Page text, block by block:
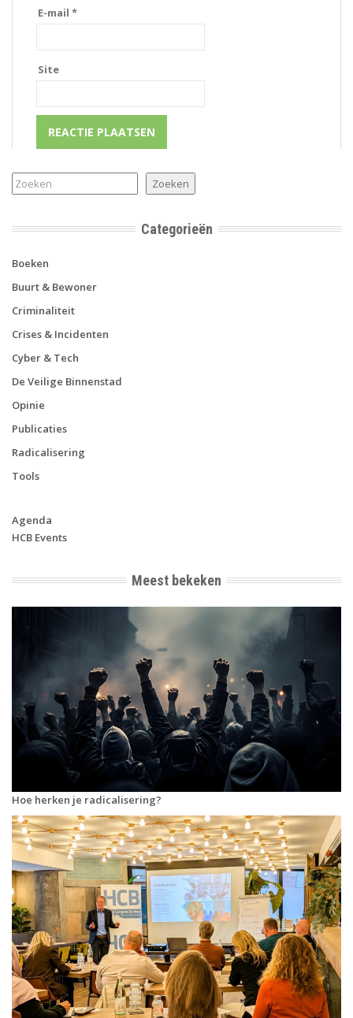
E-mail *
Site
Zoeken Zoeken
Categorieën
Boeken
Buurt & Bewoner
Criminaliteit
Crises & Incidenten
Cyber & Tech
De Veilige Binnenstad
Opinie
Publicaties
Radicalisering
Tools
Agenda
HCB Events
Meest bekeken
Hoe herken je radicalisering?